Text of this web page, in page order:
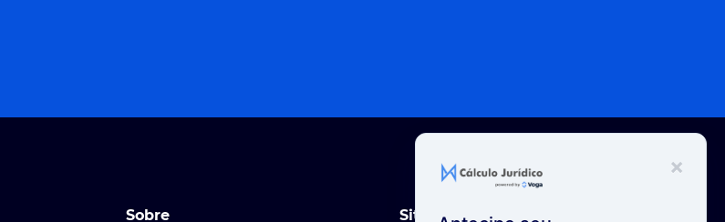
×
Sobre Site